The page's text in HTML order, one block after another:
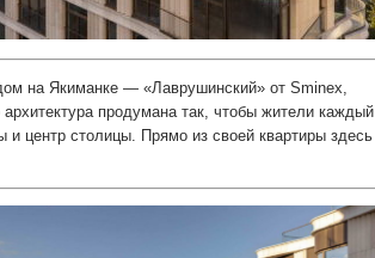
на Якиманке — «Лаврушинский» от Sminex,
продумана так, чтобы жители каждый
центр столицы. Прямо из своей квартиры здесь